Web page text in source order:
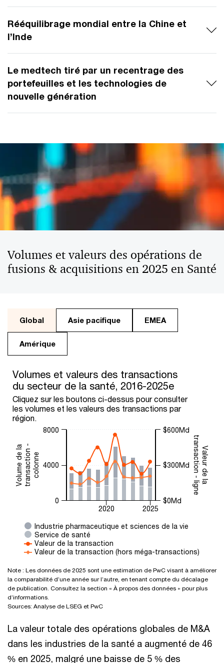
Rééquilibrage mondial entre la Chine et
l’Inde
Le medtech tiré par un recentrage des
portefeuilles et les technologies de
nouvelle génération
Volumes et valeurs des opérations de
fusions & acquisitions en 2025 en Santé
Global Asie pacifique EMEA
Amérique
Valeur de la
transaction - ligne
Volume de latransaction -colonne
Volumes et valeurs des transactions
du secteur de la santé, 2016-2025e
Cliquez sur les boutons ci-dessus pour consulter
les volumes et les valeurs des transactions par
région.
Industrie pharmaceutique et sciences de la vie
Service de santé
Valeur de la transaction
Valeur de la transaction (hors méga-transactions)
2020 2025
$0Md
$600Md
$300Md
0
4000
8000
Note : Les données de 2025 sont une estimation de PwC visant à améliorer
la comparabilité d’une année sur l’autre, en tenant compte du décalage
de publication. Consultez la section « À propos des données » pour plus
d’informations.
Sources: Analyse de LSEG et PwC
La valeur totale des opérations globales de M&A
dans les industries de la santé a augmenté de 46
% en 2025, malgré une baisse de 5 % des